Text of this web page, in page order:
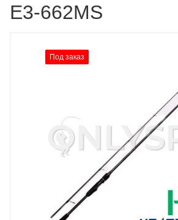
E3-662MS
Под заказ